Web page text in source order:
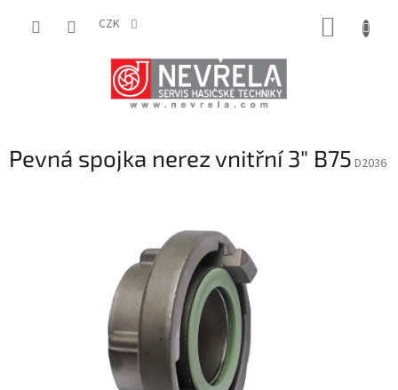
CZK
Pevná spojka nerez vnitřní 3" B75 D2036